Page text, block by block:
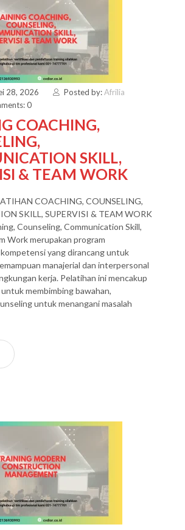
28, 2026 Posted by:Afrilia
0
COACHING,
SKILL,
& TEAM WORK
COACHING, COUNSELING,
SKILL, SUPERVISI & TEAM WORK
Counseling, Communication Skill,
Work merupakan program
yang dirancang untuk
manajerial dan interpersonal
kerja. Pelatihan ini mencakup
membimbing bawahan,
untuk menangani masalah